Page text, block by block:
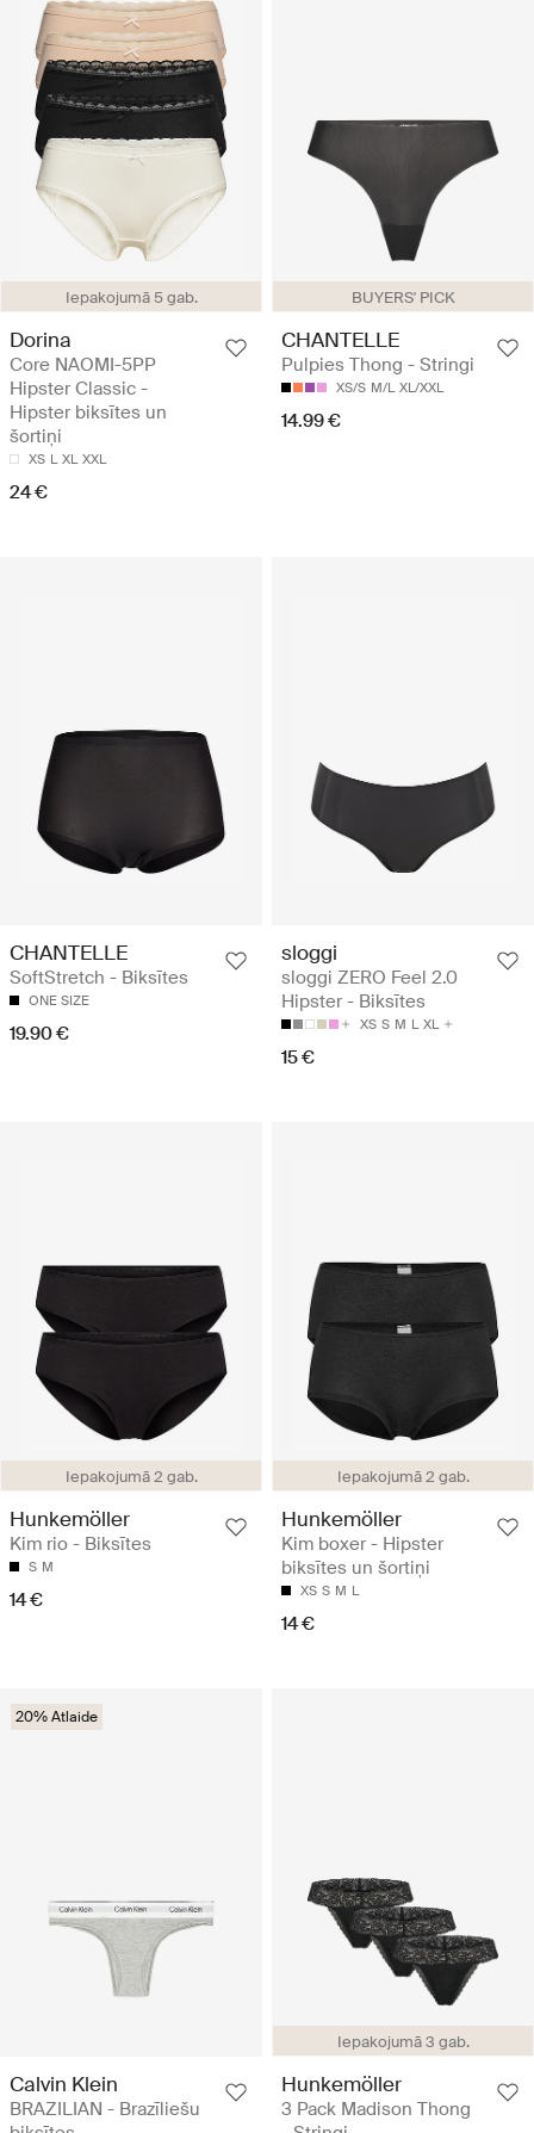
Iepakojumā 5 gab.
Dorina
Core NAOMI-5PP
Hipster Classic -
Hipster biksītes un
šortiņi
XS L XL XXL
24 €
BUYERS' PICK
CHANTELLE
Pulpies Thong - Stringi
XS/S M/L XL/XXL
14.99 €
CHANTELLE
SoftStretch - Biksītes
ONE SIZE
19.90 €
sloggi
sloggi ZERO Feel 2.0
Hipster - Biksītes
XS S M L XL
15 €
Iepakojumā 2 gab.
Hunkemöller
Kim rio - Biksītes
S M
14 €
Iepakojumā 2 gab.
Hunkemöller
Kim boxer - Hipster
biksītes un šortiņi
XS S M L
14 €
20% Atlaide
Calvin Klein
BRAZILIAN - Brazīliešu
Iepakojumā 3 gab.
Hunkemöller
3 Pack Madison Thong